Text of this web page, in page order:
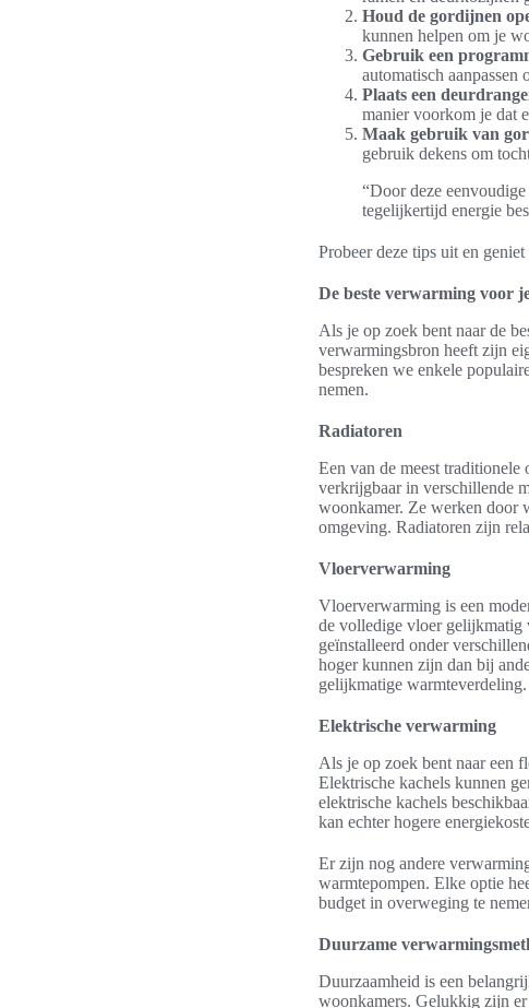
Houd de gordijnen
kunnen helpen om je
Gebruik een
automatisch
Plaats een
manier voorkom je dat
Maak gebruik van
gebruik dekens om
“Door deze
tegelijkertijd energie
Probeer deze tips uit en
De beste verwarming voor
Als je op zoek bent naar de
verwarmingsbron heeft zijn
bespreken we enkele
nemen.
Radiatoren
Een van de meest
verkrijgbaar in verschillende
woonkamer. Ze werken door
omgeving. Radiatoren zijn
Vloerverwarming
Vloerverwarming is een
de volledige vloer gelijkmatig
geïnstalleerd onder
hoger kunnen zijn dan bij
gelijkmatige warmteverdeling.
Elektrische verwarming
Als je op zoek bent naar een
Elektrische kachels kunnen
elektrische kachels
kan echter hogere
Er zijn nog andere
warmtepompen. Elke optie
budget in overweging te
Duurzame
Duurzaamheid is een
woonkamers. Gelukkig zijn er